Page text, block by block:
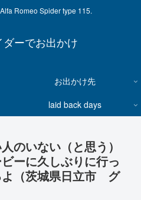
Romeo Spider type 115.
ダーでお出かけ
お出かけ先
laid back days
のいない（と思う）
ーに久しぶりに行っ
よ（茨城県日立市 グ